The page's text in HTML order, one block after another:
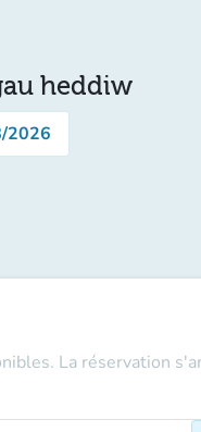
heddiw
2026
La réservation